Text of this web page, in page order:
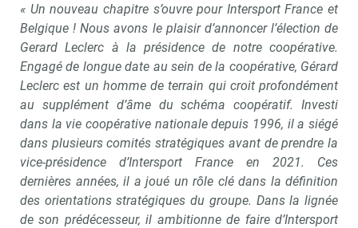
« Un nouveau chapitre s’ouvre pour Intersport France et
Belgique ! Nous avons le plaisir d’annoncer l’élection de
Gerard Leclerc à la présidence de notre coopérative.
Engagé de longue date au sein de la coopérative, Gérard
Leclerc est un homme de terrain qui croit profondément
au supplément d’âme du schéma coopératif. Investi
dans la vie coopérative nationale depuis 1996, il a siégé
dans plusieurs comités stratégiques avant de prendre la
vice-présidence d’Intersport France en 2021. Ces
dernières années, il a joué un rôle clé dans la définition
des orientations stratégiques du groupe. Dans la lignée
de son prédécesseur, il ambitionne de faire d’Intersport